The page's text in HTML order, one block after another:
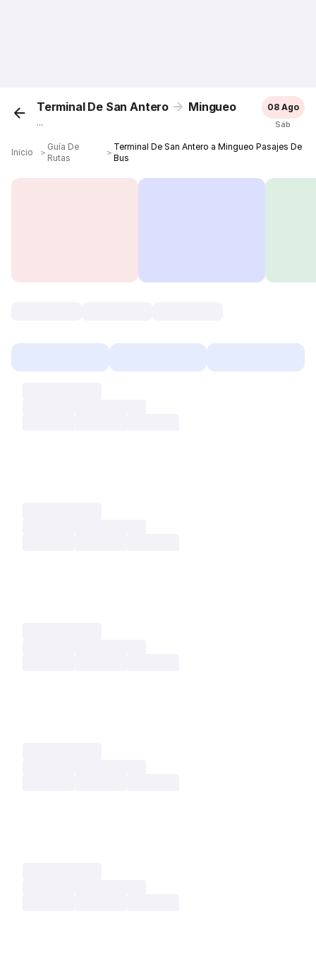
Terminal De San Antero Mingueo
...
08 Ago
Sáb
Inicio ＞
Guía De
Rutas
＞
Terminal De San Antero a Mingueo Pasajes De
Bus